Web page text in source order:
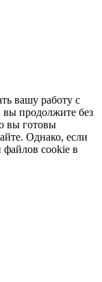
вашу работу с
продолжите без
вы готовы
Однако, если
файлов cookie в